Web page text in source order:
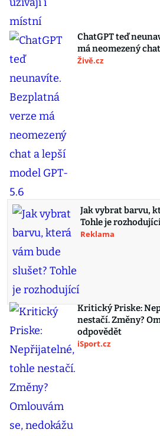
ChatGPT teď
má neomezený
Živě.cz
Jak vybrat barvu,
Tohle je
Reklama
Kritický Priske:
nestačí. Změny?
odpovědět
iSport.cz